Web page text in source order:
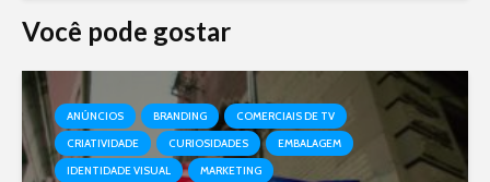
Você pode gostar
ANÚNCIOS BRANDING
COMERCIAIS DE TV
CRIATIVIDADE
CURIOSIDADES
EMBALAGEM
IDENTIDADE VISUAL
MARKETING